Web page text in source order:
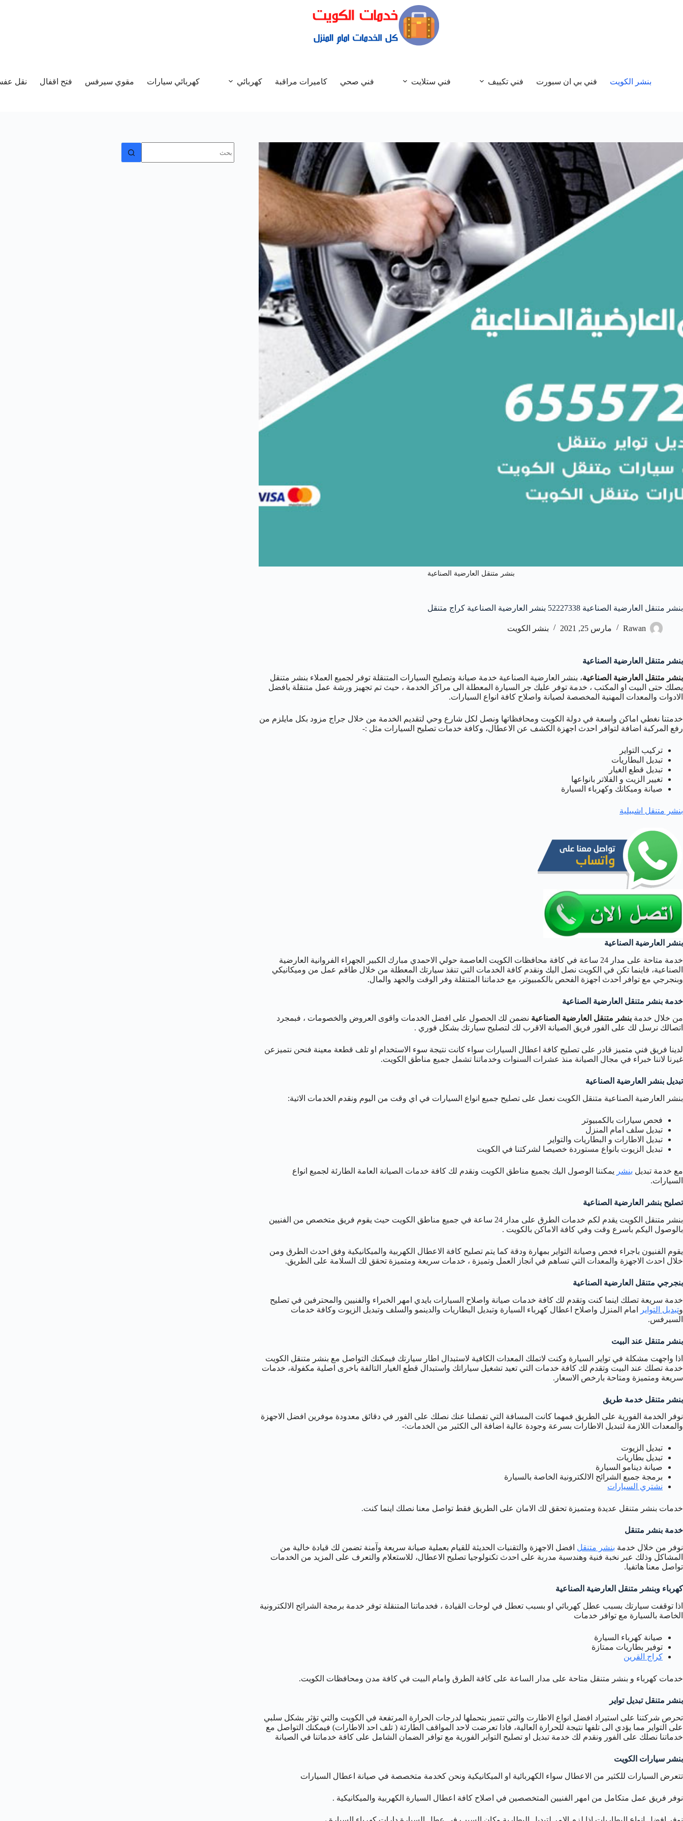
بنشر الكويت فني بي ان سبورت فني تكييف فني ستلايت فني صحي كاميرات مراقبة كهربائي كهربائي سيارات مقوي سيرفس فتح اقفال نقل
بنشر متنقل العارضية الصناعية
بنشر متنقل العارضية الصناعية 52227338 بنشر العارضية الصناعية كراج متنقل
Rawan مارس 25, 2021 بنشر الكويت
بنشر متنقل العارضية الصناعية
بنشر متنقل العارضية الصناعية، بنشر العارضية الصناعية خدمة صيانة وتصليح السيارات المتنقلة توفر لجميع العملاء بنشر متنقل
يصلك حتى البيت او المكتب ، خدمة توفر عليك جر السيارة المعطلة الى مراكز الخدمة ، حيث تم تجهيز ورشة عمل متنقلة بافضل
الادوات والمعدات المهنية المخصصة لصيانة واصلاح كافة انواع السيارات.
خدمتنا نغطي اماكن واسعة في دولة الكويت ومحافظاتها ونصل لكل شارع وحي لتقديم الخدمة من خلال جراج مزود بكل مايلزم من
رفع المركبة اضافة لتوافر احدث اجهزة الكشف عن الاعطال، وكافة خدمات تصليح السيارات مثل :-
تركيب التواير
تبديل البطاريات
تبديل قطع الغيار
تغيير الزيت و الفلاتر بانواعها
صيانة وميكانك وكهرباء السيارة
بنشر متنقل اشبيلية
بنشر العارضية الصناعية
خدمة متاحة على مدار 24 ساعة في كافة محافظات الكويت العاصمة حولي الاحمدي مبارك الكبير الجهراء الفروانية العارضية
الصناعية، فاينما تكن في الكويت نصل اليك ونقدم كافة الخدمات التي تنقذ سيارتك المعطلة من خلال طاقم عمل من وميكانيكي
وبنجرجي مع توافر احدث اجهزة الفحص بالكمبيوتر، مع خدماتنا المتنقلة وفر الوقت والجهد والمال.
خدمة بنشر متنقل العارضية الصناعية
من خلال خدمة بنشر متنقل العارضية الصناعية نضمن لك الحصول على افضل الخدمات واقوى العروض والخصومات ، فبمجرد
اتصالك نرسل لك على الفور فريق الصيانة الاقرب لك لتصليح سيارتك بشكل فوري .
لدينا فريق فني متميز قادر على تصليح كافة اعطال السيارات سواء كانت نتيجة سوء الاستخدام او تلف قطعة معينة فنحن نتميزعن
غيرنا لاننا خبراء في مجال الصيانة منذ عشرات السنوات وخدماتنا تشمل جميع مناطق الكويت.
تبديل بنشر العارضية الصناعية
بنشر العارضية الصناعية متنقل الكويت نعمل على تصليح جميع انواع السيارات في اي وقت من اليوم ونقدم الخدمات الاتية:
فحص سيارات بالكمبيوتر
تبديل سلف امام المنزل
تبديل الاطارات و البطاريات والتواير
تبديل الزيوت بانواع مستوردة خصيصا لشركتنا في الكويت
مع خدمة تبديل بنشر يمكننا الوصول اليك بجميع مناطق الكويت ونقدم لك كافة خدمات الصيانة العامة الطارئة لجميع انواع
السيارات.
تصليح بنشر العارضية الصناعية
بنشر متنقل الكويت يقدم لكم خدمات الطرق على مدار 24 ساعة في جميع مناطق الكويت حيث يقوم فريق متخصص من الفنيين
بالوصول اليكم باسرع وقت وفي كافة الاماكن بالكويت .
يقوم الفنيون باجراء فحص وصيانة التواير بمهارة ودقة كما يتم تصليح كافة الاعطال الكهربية والميكانيكية وفق احدث الطرق ومن
خلال احدث الاجهزة والمعدات التي تساهم في انجاز العمل وتميزة ، خدمات سريعة ومتميزة تحقق لك السلامة على الطريق.
بنجرجي متنقل العارضية الصناعية
خدمة سريعة تصلك اينما كنت وتقدم لك كافة خدمات صيانة واصلاح السيارات بايدي امهر الخبراء والفنيين والمحترفين في تصليح
وتبديل التواير
امام المنزل واصلاح اعطال كهرباء السيارة وتبديل البطاريات والدينمو والسلف وتبديل الزيوت وكافة خدمات
السيرفس.
بنشر متنقل عند البيت
اذا واجهت مشكلة في تواير السيارة وكنت لاتملك المعدات الكافية لاستبدال اطار سيارتك فيمكنك التواصل مع بنشر متنقل الكويت
خدمة تصلك عند البيت وتقدم لك كافة خدمات التي تعيد تشغيل سياراتك واستبدال قطع الغيار التالفة باخرى اصلية مكفولة، خدمات
سريعة ومتميزة ومتاحة بارخص الاسعار.
بنشر متنقل خدمة طريق
نوفر الخدمة الفورية على الطريق فمهما كانت المسافة التي تفصلنا عنك نصلك على الفور في دقائق معدودة موفرين افضل الاجهزة
والمعدات اللازمة لتبديل الاطارات بسرعة وجودة عالية اضافة الى الكثير من الخدمات:-
تبديل الزيوت
تبديل بطاريات
صيانة دينامو السيارة
برمجة جميع الشرائح الالكترونية الخاصة بالسيارة
نشتري السيارات
خدمات بنشر متنقل عديدة ومتميزة تحقق لك الامان على الطريق فقط تواصل معنا نصلك اينما كنت.
خدمة بنشر متنقل
نوفر من خلال خدمة بنشر متنقل افضل الاجهزة والتقنيات الحديثة للقيام بعملية صيانة سريعة وآمنة تضمن لك قيادة خالية من
المشاكل وذلك عبر نخبة فنية وهندسية مدربة على احدث تكنولوجيا تصليح الاعطال، للاستعلام والتعرف على المزيد من الخدمات
تواصل معنا هاتفيا.
كهرباء وبنشر متنقل العارضية الصناعية
اذا توقفت سيارتك بسبب عطل كهربائي او بسبب تعطل في لوحات القيادة ، فخدماتنا المتنقلة توفر خدمة برمجة الشرائح الالكترونية
الخاصة بالسيارة مع توافر خدمات
صيانة كهرباء السيارة
توفير بطاريات ممتازة
كراج القرين
خدمات كهرباء و بنشر متنقل متاحة على مدار الساعة على كافة الطرق وامام البيت في كافة مدن ومحافظات الكويت.
بنشر متنقل تبديل تواير
تحرص شركتنا على استيراد افضل انواع الاطارت والتي تتميز بتحملها لدرجات الحرارة المرتفعة في الكويت والتي تؤثر بشكل سلبي
على التواير مما يؤدي الى تلفها نتيجة للحرارة العالية، فاذا تعرضت لاحد المواقف الطارئة ( تلف احد الاطارات) فيمكنك التواصل مع
خدماتنا نصلك على الفور ونقدم لك خدمة تبديل او تصليح التواير الفورية مع توافر الضمان الشامل على كافة خدماتنا في الصيانة
بنشر سيارات الكويت
تتعرض السيارات للكثير من الاعطال سواء الكهربائية او الميكانيكية ونحن كخدمة متخصصة في صيانة اعطال السيارات
نوفر فريق عمل متكامل من امهر الفنيين المتخصصين في اصلاح كافة اعطال السيارة الكهربية والميكانيكية .